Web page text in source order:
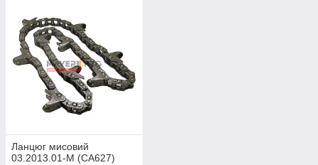
Ланцюг мисовий
03.2013.01-M (CA627)